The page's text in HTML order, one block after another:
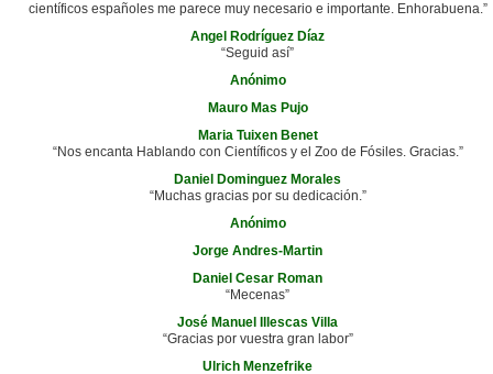
científicos españoles me parece muy necesario e importante. Enhorabuena.”
Angel Rodríguez Díaz
“Seguid así”
Anónimo
Mauro Mas Pujo
Maria Tuixen Benet
“Nos encanta Hablando con Científicos y el Zoo de Fósiles. Gracias.”
Daniel Dominguez Morales
“Muchas gracias por su dedicación.”
Anónimo
Jorge Andres-Martin
Daniel Cesar Roman
“Mecenas”
José Manuel Illescas Villa
“Gracias por vuestra gran labor”
Ulrich Menzefrike